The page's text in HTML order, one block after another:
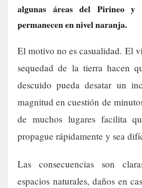
algunas áreas del Pirineo
permanecen en nivel naranja.
El motivo no es casualidad. El
sequedad de la tierra hacen
descuido pueda desatar un
magnitud en cuestión de
de muchos lugares facilita
propague rápidamente y sea
Las consecuencias son
espacios naturales, daños en